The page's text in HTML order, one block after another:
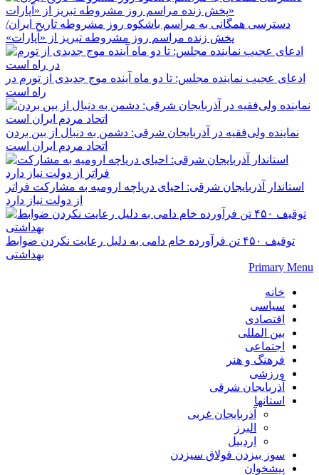
دسترسی همگانی به مراسم باشکوه روز مشروطه تاریخ ایران/
پخش زنده مراسم روز مشروطه تبریز از «آپارات»
ادعای عجیب نماینده مجلس: تا دو ماه آینده موج جدیدی از تورم در
راه است
نماینده ولی‌فقیه در آذربایجان شرقی: دشمن به دنبال از بین بردن
اتحاد مردم ایران است
استاندار آذربایجان شرقی: احیای دریاچه ارومیه به مشارکت فراتر
از دولت نیاز دارد
توقیف ۴۵۰ تن فرآورده خام دامی به دلیل رعایت نکردن ضوابط
بهداشتی
Primary Menu
خانه
سیاسی
اقتصادی
بین المللی
اجتماعی
فرهنگ و هنر
ورزشی
آذربایجان شرقی
استانها
آذربایجان غربی
البرز
اردبیل
سوز بیزدن قولاق سیزدن
پیشخوان